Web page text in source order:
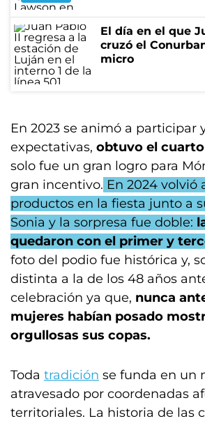
El día en el que
cruzó el
micro
En 2023 se animó a participar
expectativas, obtuvo el
solo fue un gran logro para
gran incentivo. En 2024 volvió
productos en la fiesta junto a
Sonia y la sorpresa fue doble:
quedaron con el primer y
foto del podio fue histórica y,
distinta a la de los 48 años
celebración ya que, nunca
mujeres habían posado
orgullosas sus copas.
Toda tradición se funda en un
atravesado por coordenadas
territoriales. La historia de las